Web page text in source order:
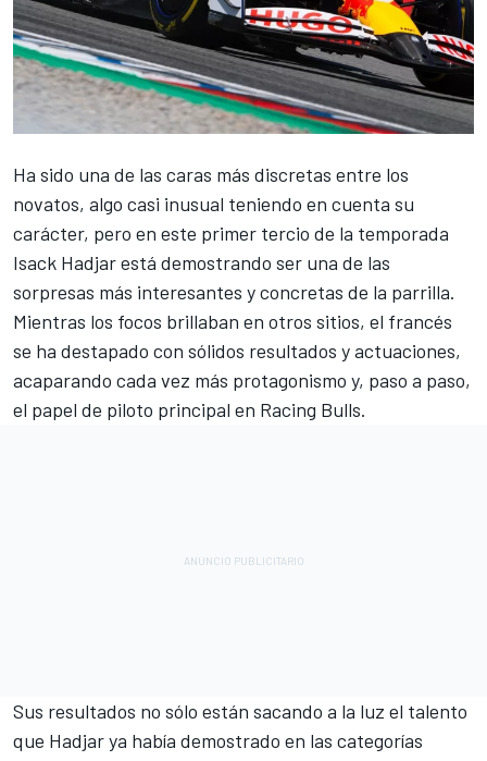
Ha sido una de las caras más discretas entre los
novatos, algo casi inusual teniendo en cuenta su
carácter, pero en este primer tercio de la temporada
Isack Hadjarestá demostrando ser una de las
sorpresas más interesantes y concretas de la parrilla.
Mientras los focos brillaban en otros sitios, el francés
se ha destapado con sólidos resultados y actuaciones,
acaparando cada vez más protagonismo y, paso a paso,
el papel de piloto principal en Racing Bulls.
Sus resultados no sólo están sacando a la luz el talento
que Hadjar ya había demostrado en las categorías